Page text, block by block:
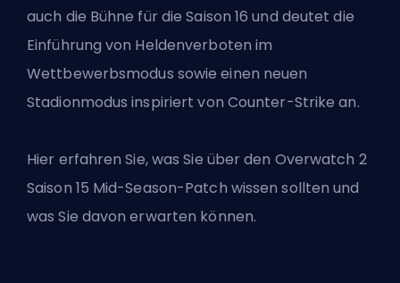
auch die Bühne für die Saison 16 und deutet die
Einführung von Heldenverboten im
Wettbewerbsmodus sowie einen neuen
Stadionmodus inspiriert von Counter-Strike an.
Hier erfahren Sie, was Sie über den Overwatch 2
Saison 15 Mid-Season-Patch wissen sollten und
was Sie davon erwarten können.